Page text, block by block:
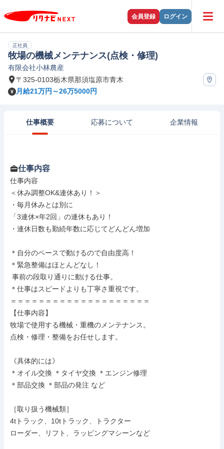
会員登録 ログイン
正社員
牧場の機械メンテナンス(点検・修理)
有限会社小林農産
〒325-0103栃木県那須塩原市青木
月給21万円～26万5000円
仕事概要 応募について 企業情報
仕事内容
仕事内容
＜休み調整OK&連休あり！＞
・毎月休みとは別に
「3連休×年2回」の連休もあり！
・連休日数も勤続年数に応じてどんどん増加
＊自分のペースで動けるので自由度高！
＊緊急整備はほとんどなし！
＊仕事はスピードよりも丁寧さ重視です。
＝＝＝＝＝＝＝＝＝＝＝＝＝＝＝＝＝＝＝＝
【仕事内容】
牧場で使用する機械・重機のメンテナンス。
点検・修理・整備をお任せします。
《具体的には》
＊オイル交換 ＊タイヤ交換 ＊エンジン修理
＊部品交換 ＊部品の発注 など
［取り扱う機械類］
4tトラック、10tトラック、トラクター
ローダー、リフト、ラッピングマシーンなど